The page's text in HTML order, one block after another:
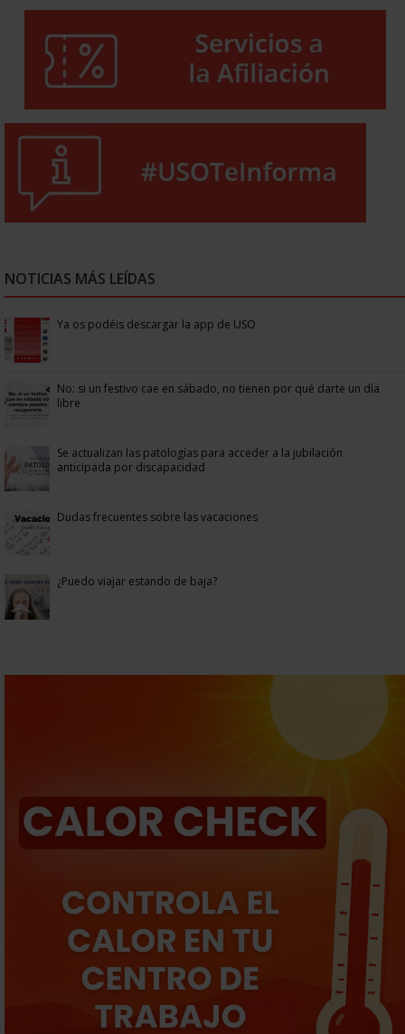
NOTICIAS MÁS LEÍDAS
Ya os podéis descargar la app de USO
No: si un festivo cae en sábado, no tienen por qué darte un día
libre
Se actualizan las patologías para acceder a la jubilación
anticipada por discapacidad
Dudas frecuentes sobre las vacaciones
¿Puedo viajar estando de baja?